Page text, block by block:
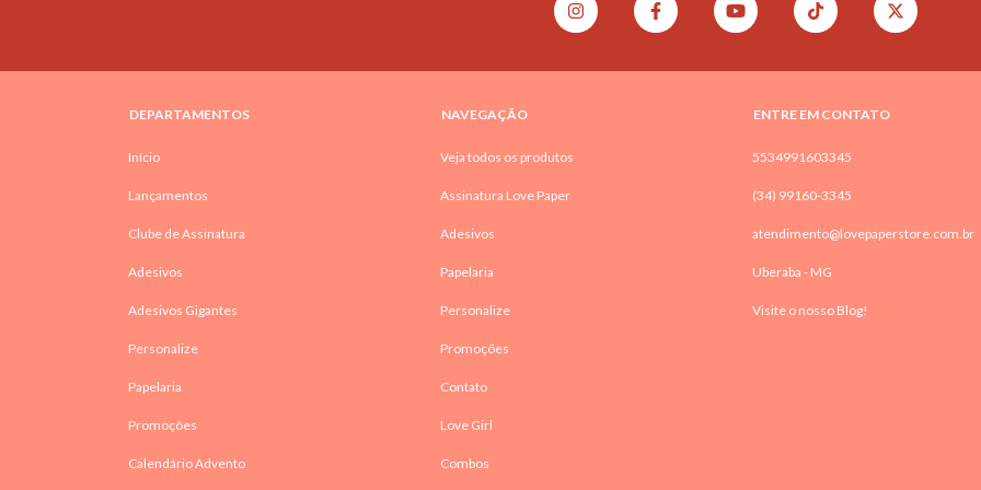
DEPARTAMENTOS
Início
Lançamentos
Clube de Assinatura
Adesivos
Adesivos Gigantes
Personalize
Papelaria
Promoções
Calendário Advento
NAVEGAÇÃO
Veja todos os produtos
Assinatura Love Paper
Adesivos
Papelaria
Personalize
Promoções
Contato
Love Girl
Combos
ENTRE EM CONTATO
5534991603345
(34) 99160-3345
atendimento@lovepaperstore.com.br
Uberaba - MG
Visite o nosso Blog!